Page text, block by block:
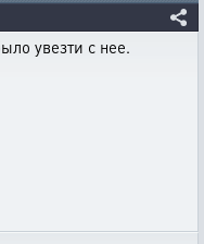
увезти с нее.